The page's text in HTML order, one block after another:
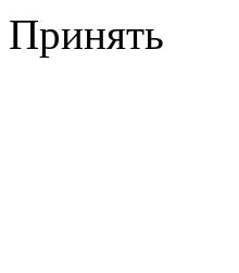
Принять